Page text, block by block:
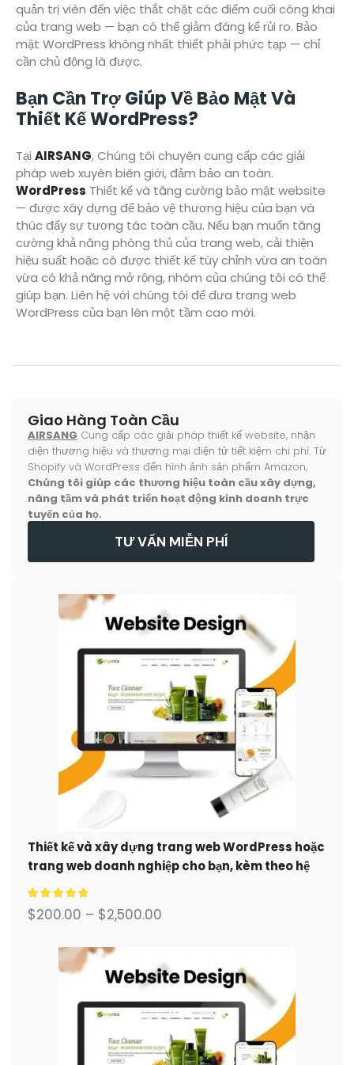
quản trị viên đến việc thắt chặt các điểm cuối công khai
của trang web — bạn có thể giảm đáng kể rủi ro. Bảo
mật WordPress không nhất thiết phải phức tạp — chỉ
cần chủ động là được.
Bạn Cần Trợ Giúp Về Bảo Mật Và
Thiết Kế WordPress?
Tại AIRSANG, Chúng tôi chuyên cung cấp các giải
pháp web xuyên biên giới, đảm bảo an toàn.
WordPress Thiết kế và tăng cường bảo mật website
— được xây dựng để bảo vệ thương hiệu của bạn và
thúc đẩy sự tương tác toàn cầu. Nếu bạn muốn tăng
cường khả năng phòng thủ của trang web, cải thiện
hiệu suất hoặc có được thiết kế tùy chỉnh vừa an toàn
vừa có khả năng mở rộng, nhóm của chúng tôi có thể
giúp bạn. Liên hệ với chúng tôi để đưa trang web
WordPress của bạn lên một tầm cao mới.
Giao Hàng Toàn Cầu
AIRSANG Cung cấp các giải pháp thiết kế website, nhận
diện thương hiệu và thương mại điện tử tiết kiệm chi phí. Từ
Shopify và WordPress đến hình ảnh sản phẩm Amazon,
Chúng tôi giúp các thương hiệu toàn cầu xây dựng,
nâng tầm và phát triển hoạt động kinh doanh trực
tuyến của họ.
TƯ VẤN MIỄN PHÍ
Thiết kế và xây dựng trang web WordPress hoặc
trang web doanh nghiệp cho bạn, kèm theo hệ
thống thương mại điện tử đầy đủ.
$200.00 – $2,500.00